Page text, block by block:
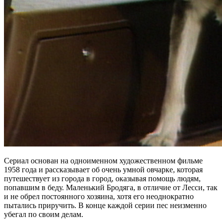
Сериал основан на одноименном художественном фильме
1958 года и рассказывает об очень умной овчарке, которая
путешествует из города в город, оказывая помощь людям,
попавшим в беду. Маленький Бродяга, в отличие от Лесси, так
и не обрел постоянного хозяина, хотя его неоднократно
пытались приручить. В конце каждой серии пес неизменно
убегал по своим делам.